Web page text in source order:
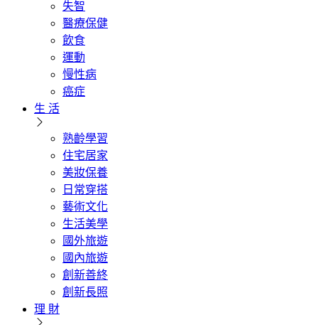
失智
醫療保健
飲食
運動
慢性病
癌症
生 活
熟齡學習
住宅居家
美妝保養
日常穿搭
藝術文化
生活美學
國外旅遊
國內旅遊
創新善終
創新長照
理 財